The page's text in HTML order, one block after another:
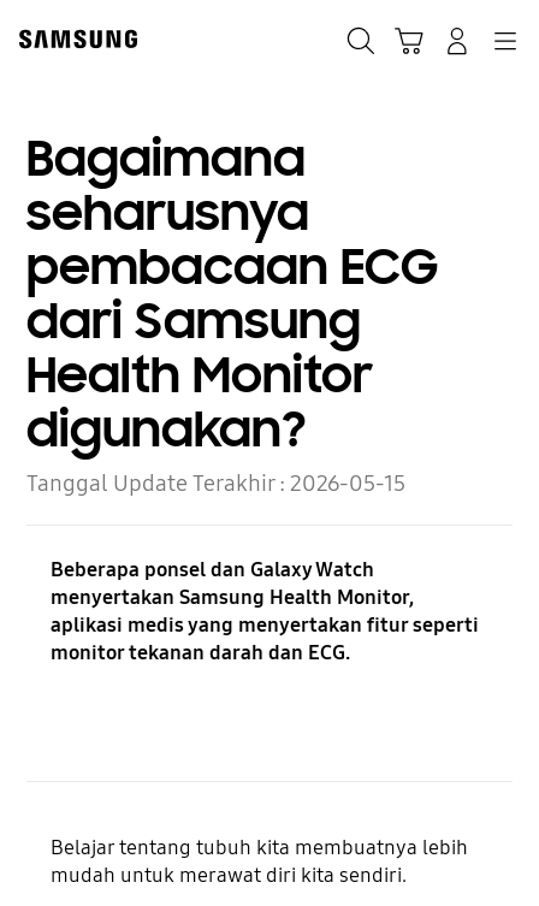
content
Bagaimana
seharusnya
pembacaan ECG
dari Samsung
Health Monitor
digunakan?
Tanggal Update Terakhir :2026-05-15
Beberapa ponsel dan Galaxy Watch
menyertakan Samsung Health Monitor,
aplikasi medis yang menyertakan fitur seperti
monitor tekanan darah dan ECG.
Belajar tentang tubuh kita membuatnya lebih
mudah untuk merawat diri kita sendiri.